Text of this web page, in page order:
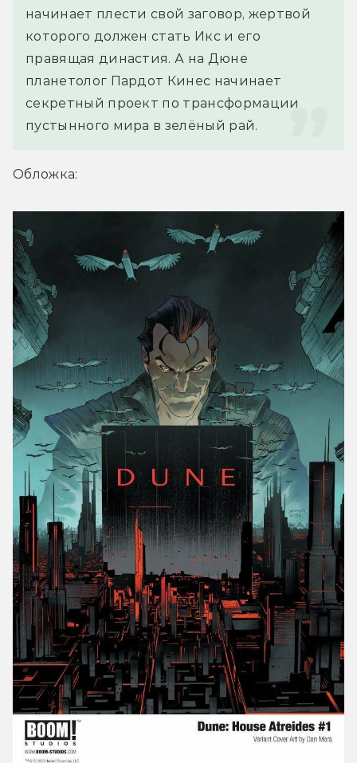
начинает плести свой заговор, жертвой
которого должен стать Икс и его
правящая династия. А на Дюне
планетолог Пардот Кинес начинает
секретный проект по трансформации
пустынного мира в зелёный рай.
Обложка: